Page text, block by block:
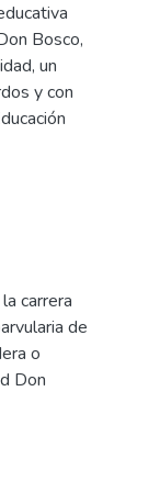
Bosco,
un
y con
carrera
de
o
Don